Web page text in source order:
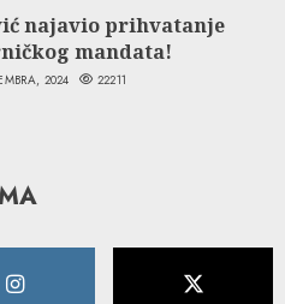
najavio prihvatanje
mandata!
2024 22211